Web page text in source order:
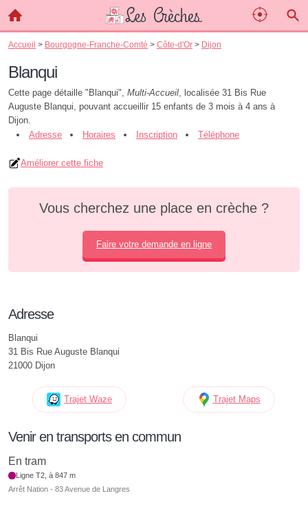
Accueil > Bourgogne-Franche-Comté > Côte-d'Or > Dijon
Blanqui
Cette page détaille "Blanqui", Multi-Accueil, localisée 31 Bis Rue
Auguste Blanqui, pouvant accueillir 15 enfants de 3 mois à 4 ans à
Dijon.
Adresse
Horaires Inscription Téléphone
Améliorer cette fiche
Vous cherchez une place en crèche ?
Faire votre demande en ligne
Adresse
Blanqui
31 Bis Rue Auguste Blanqui
21000 Dijon
Trajet Waze Trajet Maps
Venir en transports en commun
En tram
Ligne T2, à 847 m
Arrêt Nation - 83 Avenue de Langres